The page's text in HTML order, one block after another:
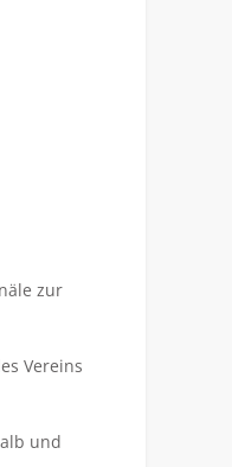
zur
Vereins
und